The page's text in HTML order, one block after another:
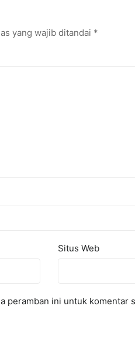
yang wajib ditandai *
Situs Web
peramban ini untuk komentar